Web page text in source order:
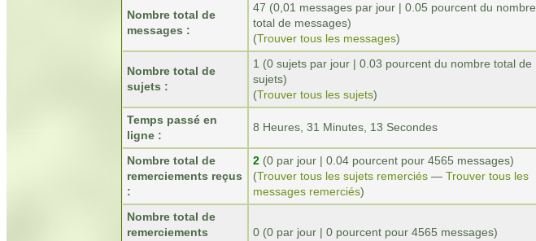
Nombre total de
messages :
47 (0,01 messages par jour | 0.05 pourcent du nombre
total de messages)
(Trouver tous les messages)
Nombre total de
sujets :
1 (0 sujets par jour | 0.03 pourcent du nombre total de
sujets)
(Trouver tous les sujets)
Temps passé en
ligne :
8 Heures, 31 Minutes, 13 Secondes
Nombre total de
remerciements reçus
:
2(0 par jour | 0.04 pourcent pour 4565 messages)
(Trouver tous les sujets remerciés— Trouver tous les
messages remerciés)
Nombre total de
remerciements
0 (0 par jour | 0 pourcent pour 4565 messages)